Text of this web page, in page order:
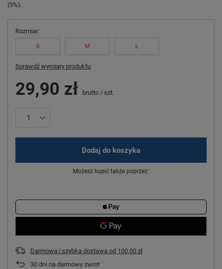
(5%).
Rozmiar
S M L
Sprawdź wymiary produktu
29,90 zł brutto / szt.
Dodaj do koszyka
Możesz kupić także poprzez:
Darmowa i szybka dostawa od 100,00 zł
30 dni na darmowy zwrot